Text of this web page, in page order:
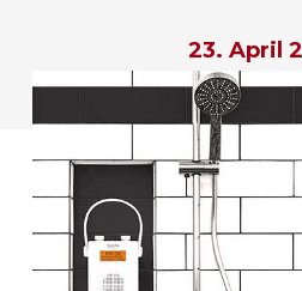
23. April